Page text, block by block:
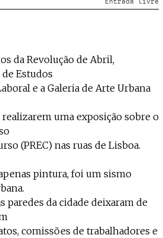
da Revolução de Abril,
Estudos
e a Galeria de Arte Urbana
uma exposição sobre o
(PREC) nas ruas de Lisboa.
pintura, foi um sismo
paredes da cidade deixaram de
comissões de trabalhadores e